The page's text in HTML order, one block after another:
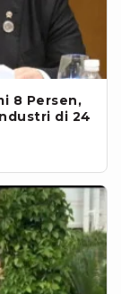
8 Persen,
di 24